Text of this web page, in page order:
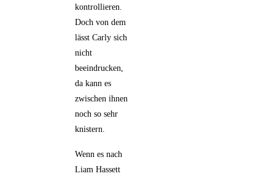
kontrollieren.
Doch von dem
lässt Carly sich
nicht
beeindrucken,
da kann es
zwischen ihnen
noch so sehr
knistern.
Wenn es nach
Liam Hassett